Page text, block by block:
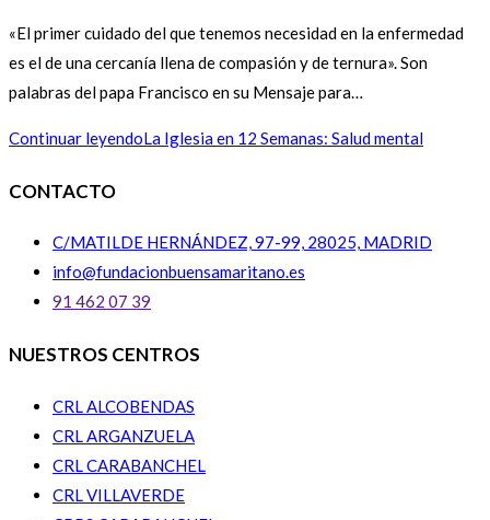
«El primer cuidado del que tenemos necesidad en la enfermedad
es el de una cercanía llena de compasión y de ternura». Son
palabras del papa Francisco en su Mensaje para…
Continuar leyendoLa Iglesia en 12 Semanas: Salud mental
CONTACTO
C/MATILDE HERNÁNDEZ, 97-99, 28025, MADRID
info@fundacionbuensamaritano.es
91 462 07 39
NUESTROS CENTROS
CRL ALCOBENDAS
CRL ARGANZUELA
CRL CARABANCHEL
CRL VILLAVERDE